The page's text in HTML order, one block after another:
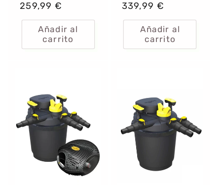
habitualde
oferta
259,99 €
Añadir al
carrito
habitual de
oferta
339,99 €
Añadir al
carrito